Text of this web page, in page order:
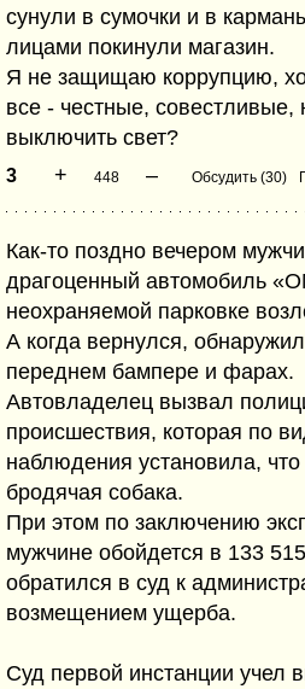
сунули в сумочки и в
лицами покинули магазин.
Я не защищаю коррупцию,
все - честные,
выключить свет?
3 + 448 – Обсудить (30)
Как-то поздно вечером
драгоценный автомобиль
неохраняемой парковке
А когда вернулся,
переднем бампере и фарах.
Автовладелец вызвал
происшествия, которая по
наблюдения установила, что
бродячая собака.
При этом по заключению
мужчине обойдется в 133
обратился в суд к
возмещением ущерба.
Суд первой инстанции учел